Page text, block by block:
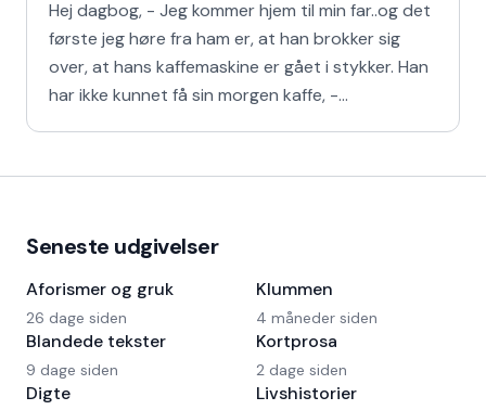
Hej dagbog, - Jeg kommer hjem til min far..og det
første jeg høre fra ham er, at han brokker sig
over, at hans kaffemaskine er gået i stykker. Han
har ikke kunnet få sin morgen kaffe, -
Seneste udgivelser
Aforismer og gruk
26 dage siden
Blandede tekster
9 dage siden
Digte
Klummen
4 måneder siden
Kortprosa
2 dage siden
Livshistorier